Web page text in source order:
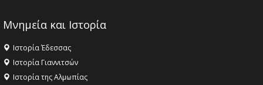
Μνημεία και Ιστορία
Ιστορία Έδεσσας
Ιστορία Γιαννιτσών
Ιστορία της Αλμωπίας